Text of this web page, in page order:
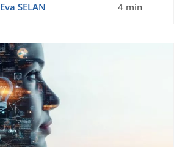
Eva SELAN 4 min